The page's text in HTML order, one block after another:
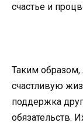
счастье и
Таким
счастливую
поддержка
обязательств.